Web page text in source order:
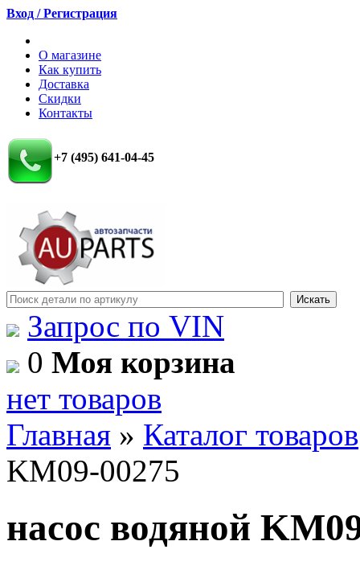
Вход / Регистрация
О магазине
Как купить
Доставка
Скидки
Контакты
+7 (495) 641-04-45
Запрос по VIN
0 Моя корзина
нет товаров
Главная » Каталог товаров
KM09-00275
насос водяной